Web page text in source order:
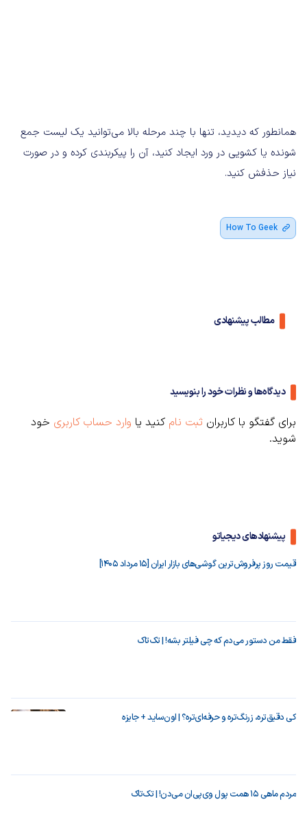
همانطور که دیدید، تنها با چند مرحله بالا می‌توانید یک لیست جمع
شونده یا کشویی در ورد ایجاد کنید، آن را پیکربندی کرده و در صورت
نیاز حذفش کنید.
How To Geek
مطالب پیشنهادی
دیدگاه‌ها و نظرات خود را بنویسید
برای گفتگو با کاربران ثبت نام کنید یا وارد حساب کاربری خود
شوید.
پیشنهادهای دیجیاتو
قیمت روز پرفروش‌ترین گوشی‌های بازار ایران [15 مرداد 1405]
فقط من دستور می‌دم که چی فیلتر بشه! | تک‌تاک
کی دقیق‌تره، زرنگ‌تره و حرفه‌ای‌تره؟ | اون‌ساید + جایزه
مردم ماهی ۱۵ همت پول وی‌پی‌ان می‌دن! | تک‌تاک